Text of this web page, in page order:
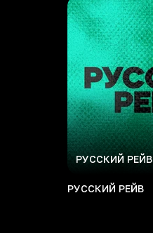
РУССКИЙ РЕЙВ
РУССКИЙ РЕЙВ